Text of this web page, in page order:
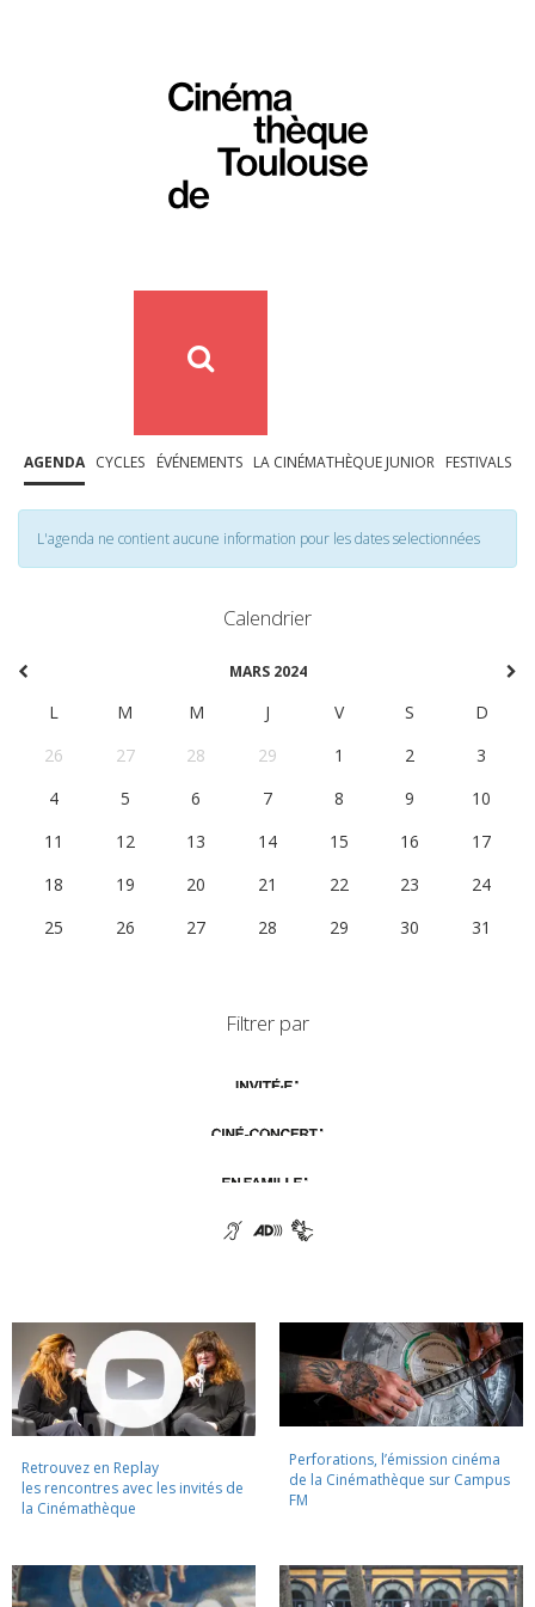
AGENDA CYCLES ÉVÉNEMENTS LA CINÉMATHÈQUE JUNIOR FESTIVALS
L'agenda ne contient aucune information pour les dates selectionnées
Calendrier
MARS 2024
L M M J V S
D
26
27 28 29 1 2
3
4
5 6 7 8 9
10
11
12 13 14 15 16
17
18
19 20 21 22 23
24
25
26 27 28 29 30 31
Filtrer par
Retrouvez en Replay
les rencontres avec les invités de
la Cinémathèque
Perforations, l’émission cinéma
de la Cinémathèque sur Campus
FM